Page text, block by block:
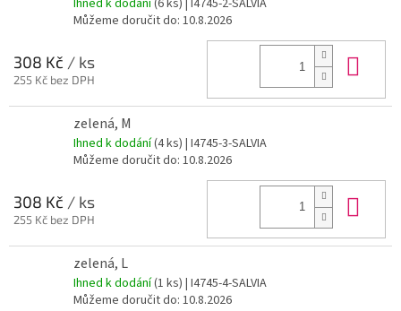
Můžeme doručit do: 10.8.2026
308 Kč / ks
255 Kč bez DPH
zelená, M
Ihned k dodání(4 ks) | I4745-3-SALVIA
Můžeme doručit do: 10.8.2026
308 Kč / ks
255 Kč bez DPH
zelená, L
Ihned k dodání(1 ks) | I4745-4-SALVIA
Můžeme doručit do: 10.8.2026